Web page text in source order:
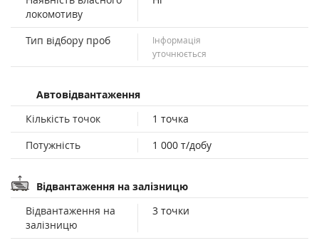
локомотиву
Тип відбору проб
Інформація
уточнюється
Автовідвантаження
Кількість точок
1 точка
Потужність
1 000 т/добу
Відвантаження на залізницю
Відвантаження на
залізницю
3 точки